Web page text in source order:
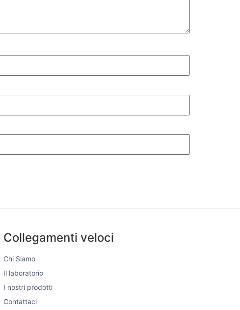
Collegamenti veloci
Chi Siamo
Il laboratorio
I nostri prodotti
Contattaci